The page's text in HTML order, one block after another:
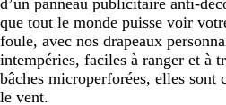
d’un panneau publicitaire anti-
que tout le monde puisse voir
foule, avec nos drapeaux
intempéries, faciles à ranger et à
bâches microperforées, elles sont
le vent.